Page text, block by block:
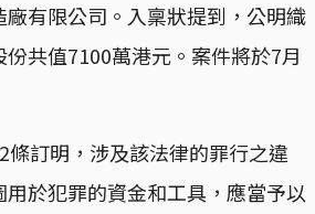
有限公司。入稟狀提到，公明織
共值7100萬港元。案件將於7月
條訂明，涉及該法律的罪行之違
於犯罪的資金和工具，應當予以